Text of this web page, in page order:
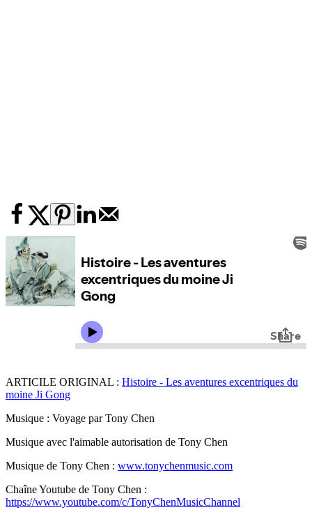
ARTICILE ORIGINAL : Histoire - Les aventures excentriques du
moine Ji Gong
Musique : Voyage par Tony Chen
Musique avec l'aimable autorisation de Tony Chen
Musique de Tony Chen : www.tonychenmusic.com
Chaîne Youtube de Tony Chen :
https://www.youtube.com/c/TonyChenMusicChannel